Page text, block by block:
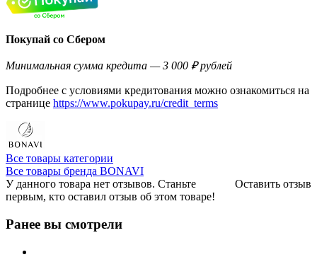
Покупай со Сбером
Минимальная сумма кредита — 3 000 ₽ рублей
Подробнее с условиями кредитования можно ознакомиться на
странице https://www.pokupay.ru/credit_terms
Все товары категории
Все товары бренда BONAVI
Оставить отзыв
У данного товара нет отзывов. Станьте
первым, кто оставил отзыв об этом товаре!
Ранее вы смотрели